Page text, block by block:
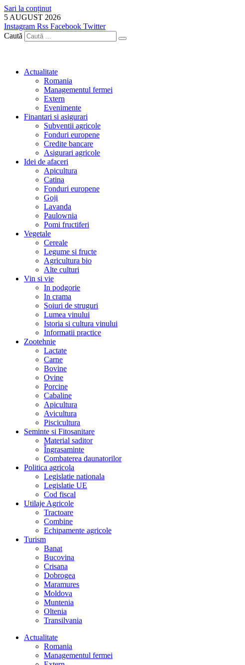
Sari la conținut
5 AUGUST 2026
Instagram Rss Facebook Twitter
Caută
Actualitate
Romania
Managementul fermei
Extern
Evenimente
Finantari si asigurari
Subventii agricole
Fonduri europene
Credite bancare
Asigurari agricole
Idei de afaceri
Apicultura
Catina
Fonduri europene
Goji
Lavanda
Paulownia
Pomi fructiferi
Vegetale
Cereale
Legume si fructe
Agricultura bio
Alte culturi
Vin si vie
In podgorie
In crama
Soiuri de struguri
Lumea vinului
Istoria si cultura vinului
Informatii practice
Zootehnie
Lactate
Carne
Bovine
Ovine
Porcine
Cabaline
Apicultura
Avicultura
Piscicultura
Seminte si Fitosanitare
Material saditor
Îngrasaminte
Combaterea daunatorilor
Politica agricola
Legislatie nationala
Legislatie UE
Cod fiscal
Utilaje Agricole
Tractoare
Combine
Echipamente agricole
Turism
Banat
Bucovina
Crisana
Dobrogea
Maramures
Moldova
Muntenia
Oltenia
Transilvania
Actualitate
Romania
Managementul fermei